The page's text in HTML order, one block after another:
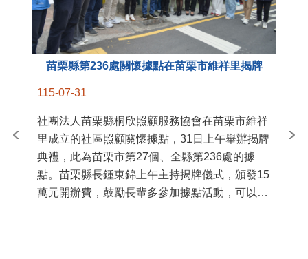
苗栗縣第236處關懷據點在苗栗市維祥里揭牌
115-07-31
社團法人苗栗縣桐欣照顧服務協會在苗栗市維祥
里成立的社區照顧關懷據點，31日上午舉辦揭牌
典禮，此為苗栗市第27個、全縣第236處的據
點。苗栗縣長鍾東錦上午主持揭牌儀式，頒發15
萬元開辦費，鼓勵長輩多參加據點活動，可以更
苗